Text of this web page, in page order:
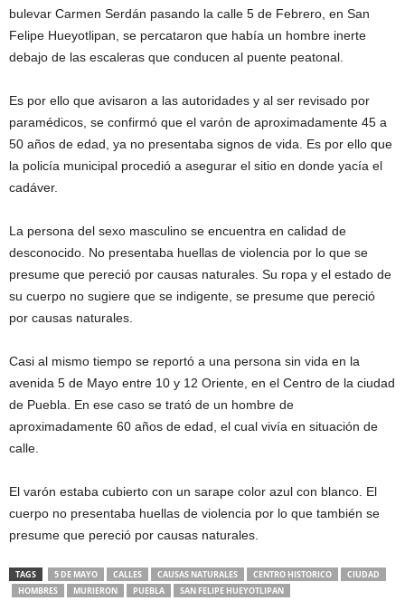
bulevar Carmen Serdán pasando la calle 5 de Febrero, en San
Felipe Hueyotlipan, se percataron que había un hombre inerte
debajo de las escaleras que conducen al puente peatonal.
Es por ello que avisaron a las autoridades y al ser revisado por
paramédicos, se confirmó que el varón de aproximadamente 45 a
50 años de edad, ya no presentaba signos de vida. Es por ello que
la policía municipal procedió a asegurar el sitio en donde yacía el
cadáver.
La persona del sexo masculino se encuentra en calidad de
desconocido. No presentaba huellas de violencia por lo que se
presume que pereció por causas naturales. Su ropa y el estado de
su cuerpo no sugiere que se indigente, se presume que pereció
por causas naturales.
Casi al mismo tiempo se reportó a una persona sin vida en la
avenida 5 de Mayo entre 10 y 12 Oriente, en el Centro de la ciudad
de Puebla. En ese caso se trató de un hombre de
aproximadamente 60 años de edad, el cual vivía en situación de
calle.
El varón estaba cubierto con un sarape color azul con blanco. El
cuerpo no presentaba huellas de violencia por lo que también se
presume que pereció por causas naturales.
TAGS 5 DE MAYO CALLES CAUSAS NATURALES CENTRO HISTORICO
CIUDAD
HOMBRES
MURIERON PUEBLA SAN FELIPE HUEYOTLIPAN